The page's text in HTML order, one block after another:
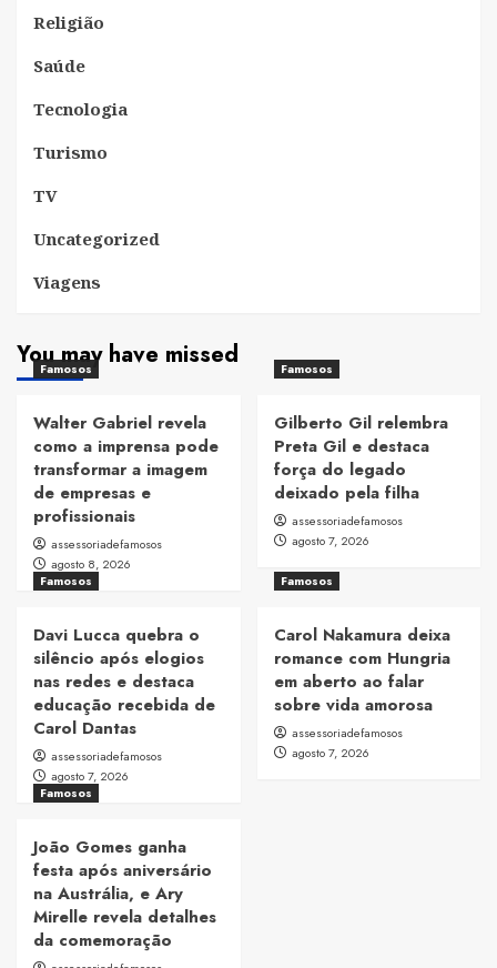
Religião
Saúde
Tecnologia
Turismo
TV
Uncategorized
Viagens
You may have missed
Famosos
Walter Gabriel revela
como a imprensa pode
transformar a imagem
de empresas e
profissionais
assessoriadefamosos
agosto 8, 2026
Famosos
Gilberto Gil relembra
Preta Gil e destaca
força do legado
deixado pela filha
assessoriadefamosos
agosto 7, 2026
Famosos
Davi Lucca quebra o
silêncio após elogios
nas redes e destaca
educação recebida de
Carol Dantas
assessoriadefamosos
agosto 7, 2026
Famosos
Carol Nakamura deixa
romance com Hungria
em aberto ao falar
sobre vida amorosa
assessoriadefamosos
agosto 7, 2026
Famosos
João Gomes ganha
festa após aniversário
na Austrália, e Ary
Mirelle revela detalhes
da comemoração